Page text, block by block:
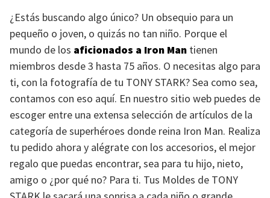
¿Estás buscando algo único? Un obsequio para un
pequeño o joven, o quizás no tan niño. Porque el
mundo de los aficionados a Iron Man tienen
miembros desde 3 hasta 75 años. O necesitas algo para
ti, con la fotografía de tu TONY STARK? Sea como sea,
contamos con eso aquí. En nuestro sitio web puedes de
escoger entre una extensa selección de artículos de la
categoría de superhéroes donde reina Iron Man. Realiza
tu pedido ahora y alégrate con los accesorios, el mejor
regalo que puedas encontrar, sea para tu hijo, nieto,
amigo o ¿por qué no? Para ti. Tus Moldes de TONY